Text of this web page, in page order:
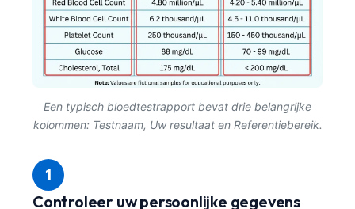
Een typisch bloedtestrapport bevat drie belangrijke
kolommen: Testnaam, Uw resultaat en Referentiebereik.
1
Controleer uw persoonlijke gegevens